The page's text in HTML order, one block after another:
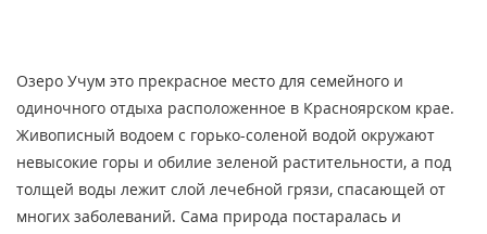
Озеро Учум это прекрасное место для семейного и
одиночного отдыха расположенное в Красноярском крае.
Живописный водоем с горько-соленой водой окружают
невысокие горы и обилие зеленой растительности, а под
толщей воды лежит слой лечебной грязи, спасающей от
многих заболеваний. Сама природа постаралась и